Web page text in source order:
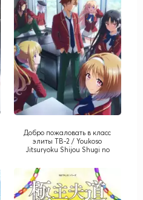
Добро пожаловать в класс
элиты ТВ-2 / Youkoso
Jitsuryoku Shijou Shugi no